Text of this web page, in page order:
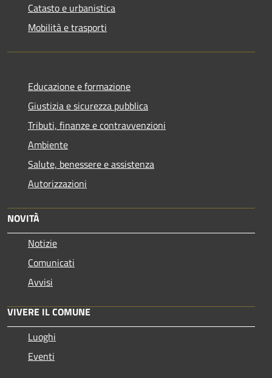
Catasto e urbanistica
Mobilità e trasporti
Educazione e formazione
Giustizia e sicurezza pubblica
Tributi, finanze e contravvenzioni
Ambiente
Salute, benessere e assistenza
Autorizzazioni
NOVITÀ
Notizie
Comunicati
Avvisi
VIVERE IL COMUNE
Luoghi
Eventi